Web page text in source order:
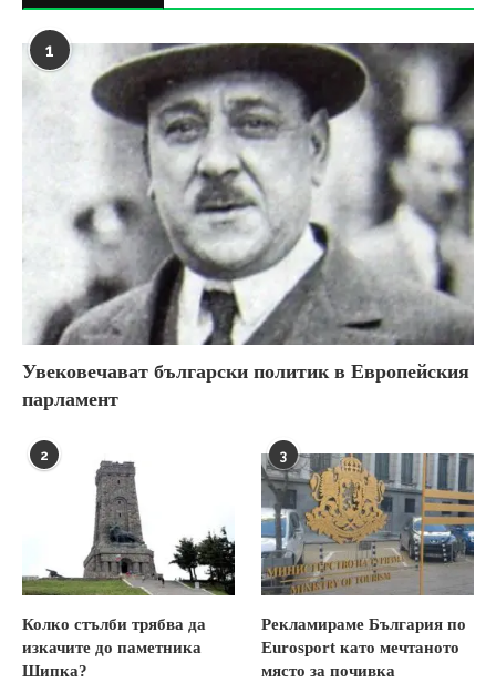
1
Увековечават български политик в Европейския
парламент
2
Колко стълби трябва да
изкачите до паметника
Шипка?
3
Рекламираме България по
Eurosport като мечтаното
място за почивка